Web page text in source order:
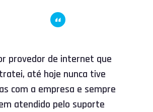
provedor de internet que
até hoje nunca tive
com a empresa e sempre
atendido pelo suporte